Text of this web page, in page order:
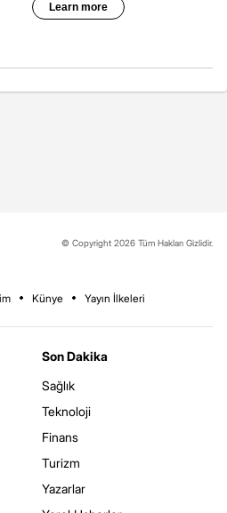
© Copyright 2026 Tüm Hakları Gizlidir.
Künye Yayın İlkeleri
Son Dakika
Sağlık
Teknoloji
Finans
Turizm
Yazarlar